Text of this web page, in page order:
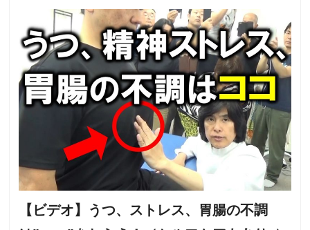
【ビデオ】うつ、ストレス、胃腸の不調